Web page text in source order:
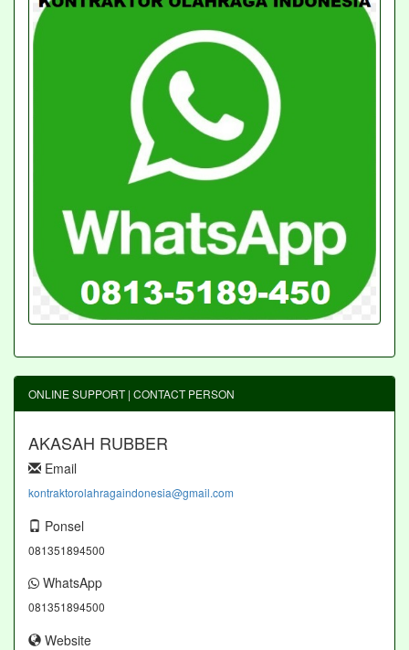
ONLINE SUPPORT | CONTACT PERSON
AKASAH RUBBER
Email
kontraktorolahragaindonesia@gmail.com
Ponsel
081351894500
WhatsApp
081351894500
Website